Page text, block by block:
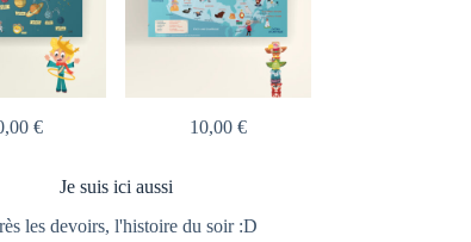
€ 10,00 €
Je suis ici aussi
les devoirs, l'histoire du soir :D